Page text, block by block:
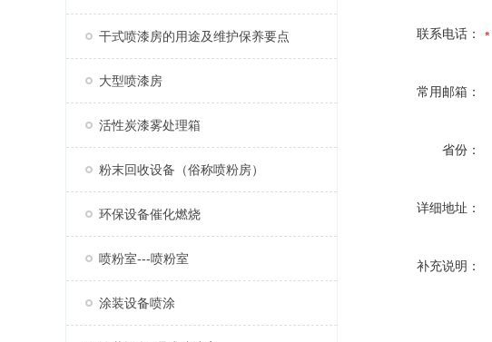
干式喷漆房的用途及维护保养要点
大型喷漆房
活性炭漆雾处理箱
粉末回收设备（俗称喷粉房）
环保设备催化燃烧
喷粉室---喷粉室
涂装设备喷涂
联系电话：
常用邮箱：
省份：
详细地址：
补充说明：